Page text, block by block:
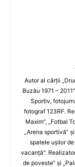
Autor al cărţii
Buzău 1971 –
Sportiv,
fotograf 123RF.
Maxim", „Fotbal
„Arena sportivă”
spatele uşilor de
vacanţă".
de poveste” şi